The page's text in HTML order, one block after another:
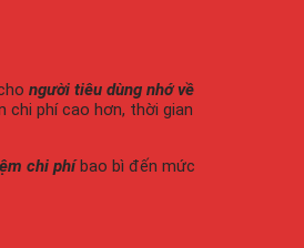
người tiêu dùng nhớ về
chi phí cao hơn, thời gian
chi phíbao bì đến mức